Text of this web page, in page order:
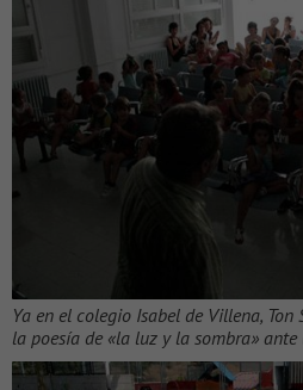
Ya en el colegio Isabel de Villena,
la poesía de «la luz y la sombra»